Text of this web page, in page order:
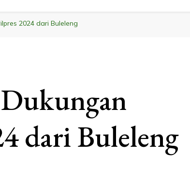
2024 dari Buleleng
dari Buleleng